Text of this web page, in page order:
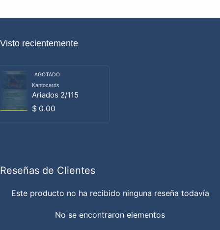
Visto recientemente
AGOTADO
Proveedor:
Kantocards
Ariados 2/115
Precio habitual
$ 0.00
Reseñas de Clientes
Este producto no ha recibido ninguna reseña todavía
No se encontraron elementos